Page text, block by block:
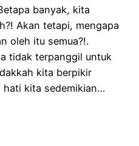
banyak, kita
Akan tetapi, mengapa
oleh itu semua?!.
tidak terpanggil untuk
kita berpikir
hati kita sedemikian…